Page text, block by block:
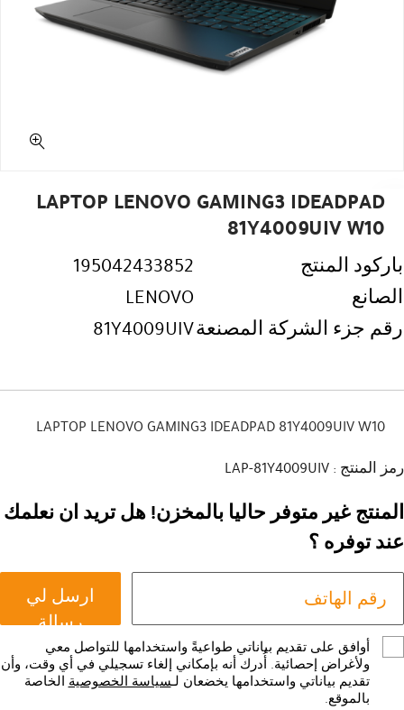
LAPTOP LENOVO GAMING3 IDEADPAD
81Y4009UIV W10
باركود المنتج
195042433852
الصانع
LENOVO
رقم جزء الشركة المصنعة81Y4009UIV
LAPTOP LENOVO GAMING3 IDEADPAD 81Y4009UIV W10
رمز المنتج : LAP-81Y4009UIV
المنتج غير متوفر حاليا بالمخزن! هل تريد ان نعلمك
عند توفره ؟
ارسل لي
رسالة
أوافق على تقديم بياناتي طواعيةً واستخدامها للتواصل معي
ولأغراض إحصائية. أُدرك أنه بإمكاني إلغاء تسجيلي في أي وقت، وأن
تقديم بياناتي واستخدامها يخضعان لـسياسة الخصوصية الخاصة
بالموقع.